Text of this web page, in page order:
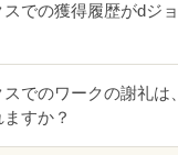
での獲得履歴がdジ
でのワークの謝礼は
すか？